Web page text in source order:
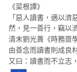
《菜根譚》
「惡人讀書，適以
然，見一善行，竊以
清末劉光蕢《時務齌
由善念而讀書則成良
又曰：讀書而不立志